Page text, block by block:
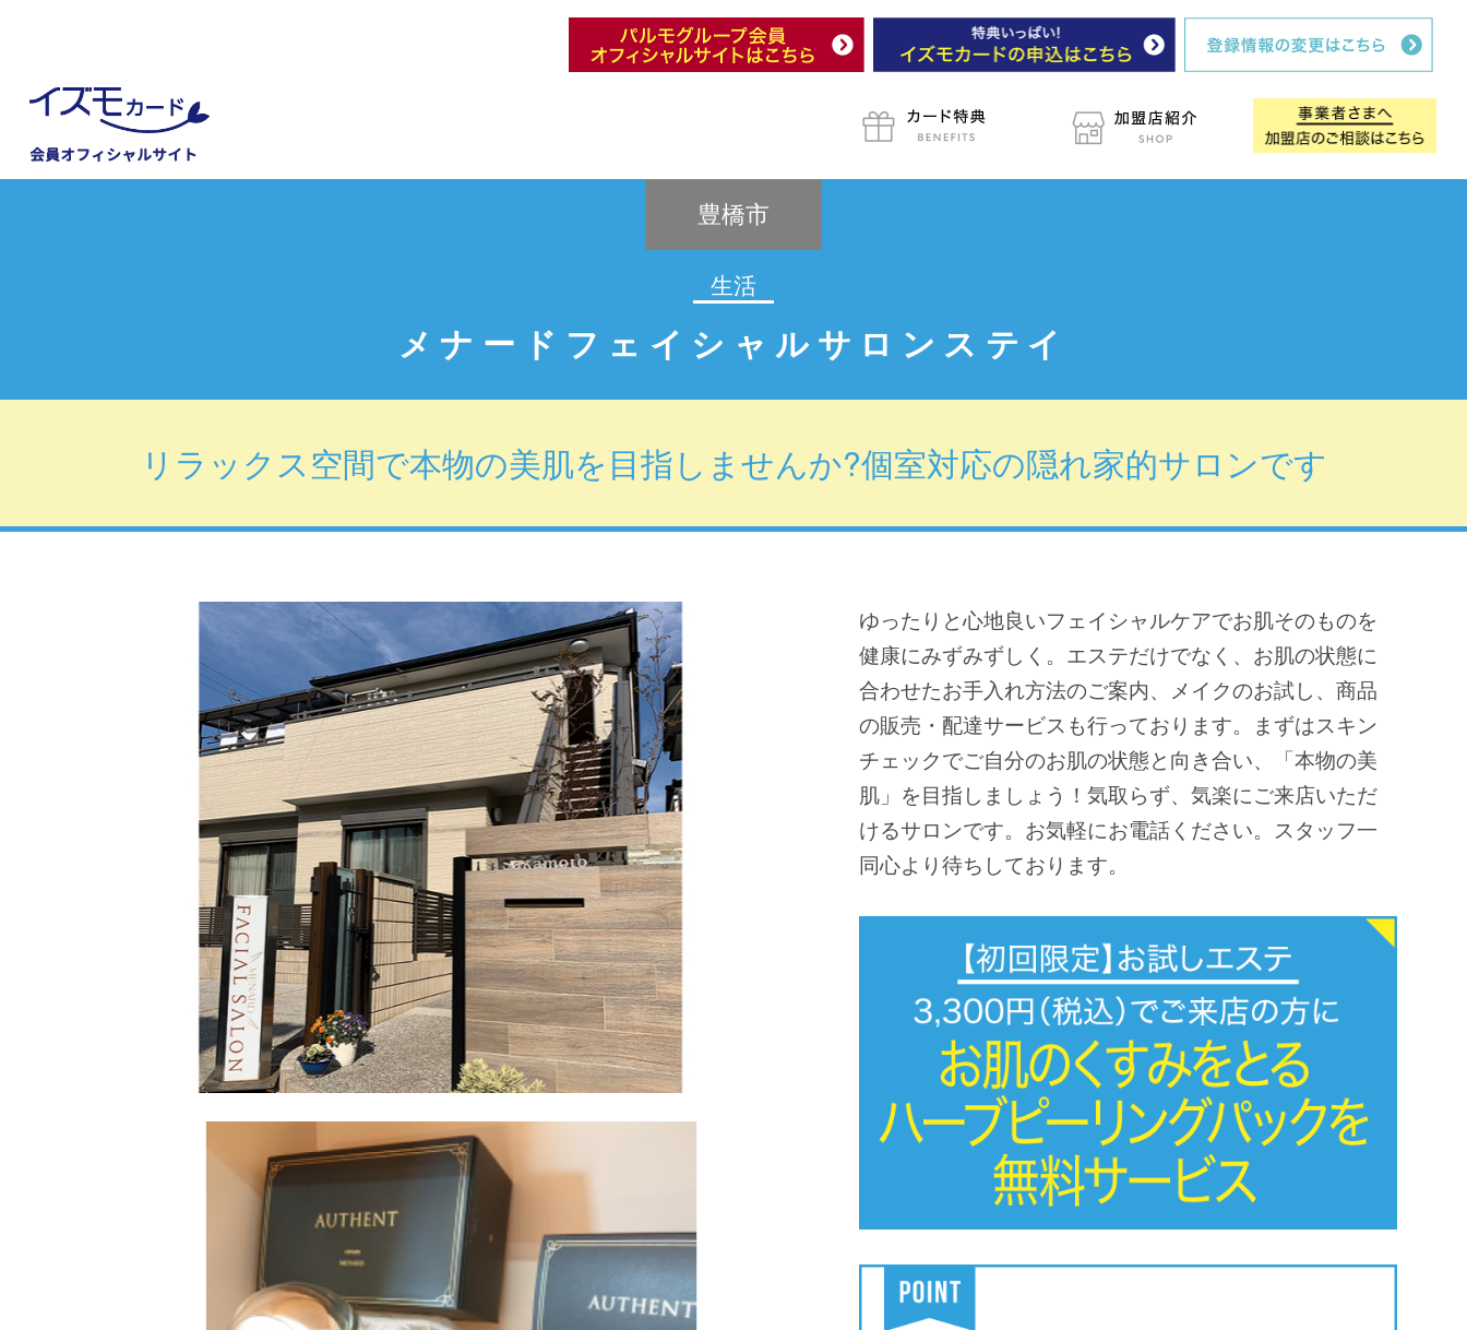
会員オフィシャルサイト
豊橋市
生活
メナードフェイシャルサロンステイ
リラックス空間で本物の美肌を目指しませんか?個室対応の隠れ家的サロンです
ゆったりと心地良いフェイシャルケアでお肌そのものを
健康にみずみずしく。エステだけでなく、お肌の状態に
合わせたお手入れ方法のご案内、メイクのお試し、商品
の販売・配達サービスも行っております。まずはスキン
チェックでご自分のお肌の状態と向き合い、「本物の美
肌」を目指しましょう！気取らず、気楽にご来店いただ
けるサロンです。お気軽にお電話ください。スタッフ一
同心より待ちしております。